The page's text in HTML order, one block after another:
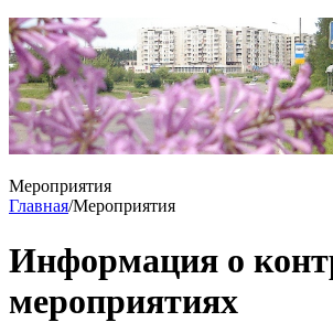
Мероприятия
Главная/Мероприятия
Информация о
мероприятиях